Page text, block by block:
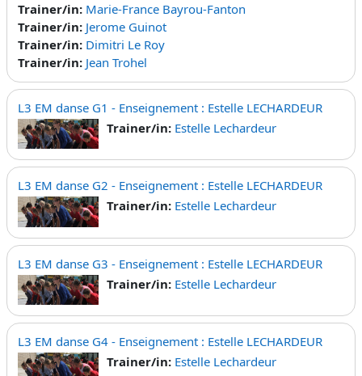
Trainer/in: Marie-France Bayrou-Fanton
Trainer/in: Jerome Guinot
Trainer/in: Dimitri Le Roy
Trainer/in: Jean Trohel
L3 EM danse G1 - Enseignement : Estelle LECHARDEUR
Trainer/in: Estelle Lechardeur
L3 EM danse G2 - Enseignement : Estelle LECHARDEUR
Trainer/in: Estelle Lechardeur
L3 EM danse G3 - Enseignement : Estelle LECHARDEUR
Trainer/in: Estelle Lechardeur
L3 EM danse G4 - Enseignement : Estelle LECHARDEUR
Trainer/in: Estelle Lechardeur